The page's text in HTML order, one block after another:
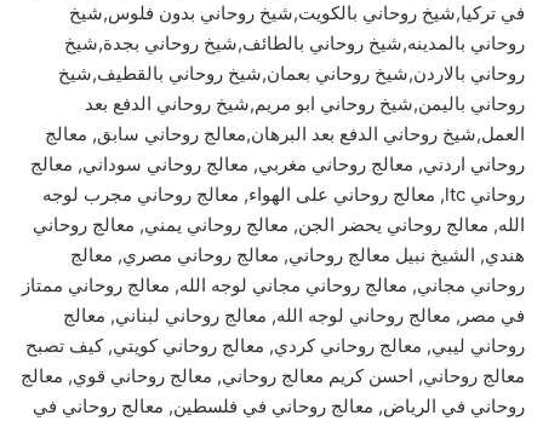
في تركيا,شيخ روحاني بالكويت,شيخ روحاني بدون فلوس,شيخ
روحاني بالمدينه,شيخ روحاني بالطائف,شيخ روحاني بجدة,شيخ
روحاني بالاردن,شيخ روحاني بعمان,شيخ روحاني بالقطيف,شيخ
روحاني باليمن,شيخ روحاني ابو مريم,شيخ روحاني الدفع بعد
العمل,شيخ روحاني الدفع بعد البرهان,معالج روحاني سابق, معالج
روحاني اردني, معالج روحاني مغربي, معالج روحاني سوداني, معالج
روحاني ltc, معالج روحاني على الهواء, معالج روحاني مجرب لوجه
الله, معالج روحاني يحضر الجن, معالج روحاني يمني, معالج روحاني
هندي, الشيخ نبيل معالج روحاني, معالج روحاني مصري, معالج
روحاني مجاني, معالج روحاني مجاني لوجه الله, معالج روحاني ممتاز
في مصر, معالج روحاني لوجه الله, معالج روحاني لبناني, معالج
روحاني ليبي, معالج روحاني كردي, معالج روحاني كويتي, كيف تصبح
معالج روحاني, احسن كريم معالج روحاني, معالج روحاني قوي, معالج
روحاني في الرياض, معالج روحاني في فلسطين, معالج روحاني في